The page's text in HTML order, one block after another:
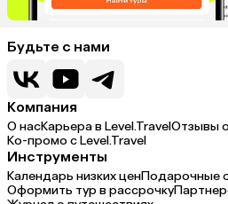
Будьте с нами
Компания
О насКарьера в Level.TravelОтзывы
Ко-промо с Level.Travel
Инструменты
Календарь низких ценПодарочные
Оформить тур в рассрочку